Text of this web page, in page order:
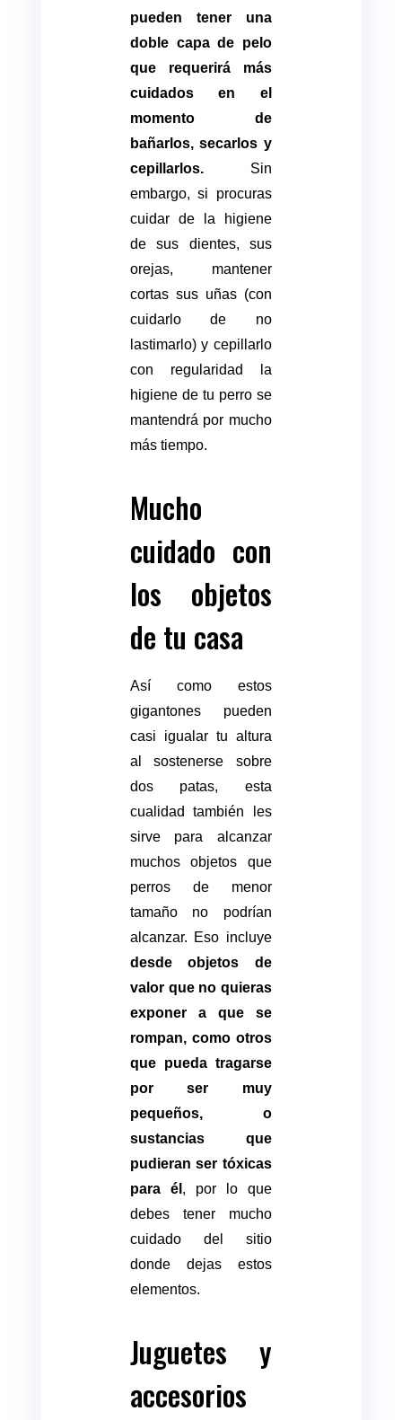
pueden tener una
doble capa de pelo
que requerirá más
cuidados en el
momento de
bañarlos, secarlos y
cepillarlos.Sin
embargo, si procuras
cuidar de la higiene
de sus dientes, sus
orejas, mantener
cortas sus uñas (con
cuidarlo de no
lastimarlo) y cepillarlo
con regularidad la
higiene de tu perro se
mantendrá por mucho
más tiempo.
Mucho
cuidado con
los objetos
de tu casa
Así como estos
gigantones pueden
casi igualar tu altura
al sostenerse sobre
dos patas, esta
cualidad también les
sirve para alcanzar
muchos objetos que
perros de menor
tamaño no podrían
alcanzar. Eso incluye
desde objetos de
valor que no quieras
exponer a que se
rompan, como otros
que pueda tragarse
por ser muy
pequeños, o
sustancias que
pudieran ser tóxicas
para él , por lo que
debes tener mucho
cuidado del sitio
donde dejas estos
elementos.
Juguetes y
accesorios